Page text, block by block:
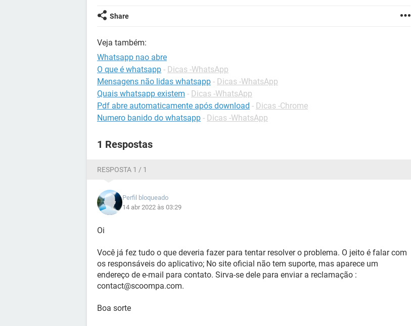
Share
Veja também:
Whatsapp nao abre
O que é whatsapp - Dicas -WhatsApp
Mensagens não lidas whatsapp - Dicas -WhatsApp
Quais whatsapp existem - Dicas -WhatsApp
Pdf abre automaticamente após download - Dicas -Chrome
Numero banido do whatsapp - Dicas -WhatsApp
1 Respostas
RESPOSTA 1 / 1
Perfil bloqueado
14 abr 2022 às 03:29
Oi
Você já fez tudo o que deveria fazer para tentar resolver o problema. O jeito é falar com
os responsáveis do aplicativo; No site oficial não tem suporte, mas aparece um
endereço de e-mail para contato. Sirva-se dele para enviar a reclamação :
contact@scoompa.com.
Boa sorte